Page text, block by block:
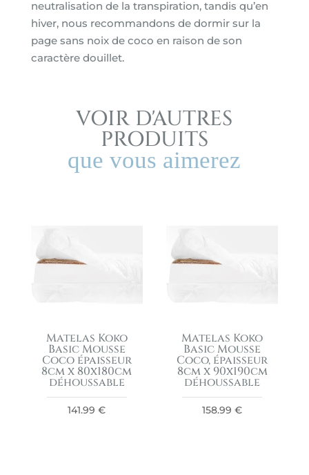
neutralisation de la transpiration, tandis qu’en
hiver, nous recommandons de dormir sur la
page sans noix de coco en raison de son
caractère douillet.
VOIR D'AUTRES
PRODUITS
que vous aimerez
Matelas Koko
Basic Mousse
Coco épaisseur
8cm x 80x180cm
déhoussable
141.99€
Matelas Koko
Basic Mousse
Coco, épaisseur
8cm x 90x190cm
déhoussable
158.99€